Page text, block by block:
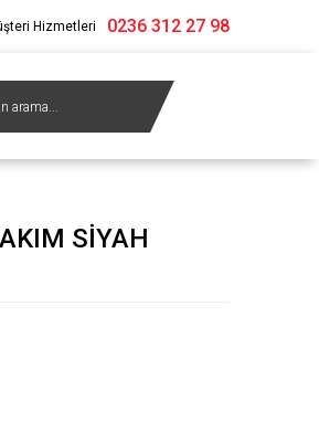
Hizmetleri 0236 312 27 98
SİYAH